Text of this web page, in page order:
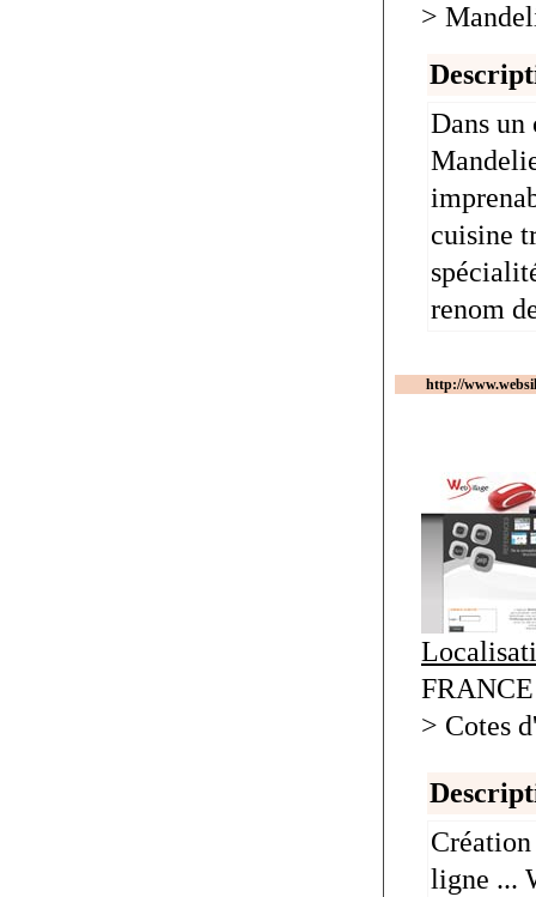
>
Dans un
cuisine
renom
http://
> Cotes
ligne ...